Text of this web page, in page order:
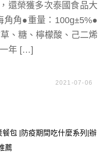
還榮獲多次泰國食品大
角●重量：100g±5%●
、糖、檸檬酸、己二烯
年 […]
2021-07-06